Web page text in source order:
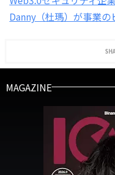
Danny（杜瑪）が事業の
MAGAZINE